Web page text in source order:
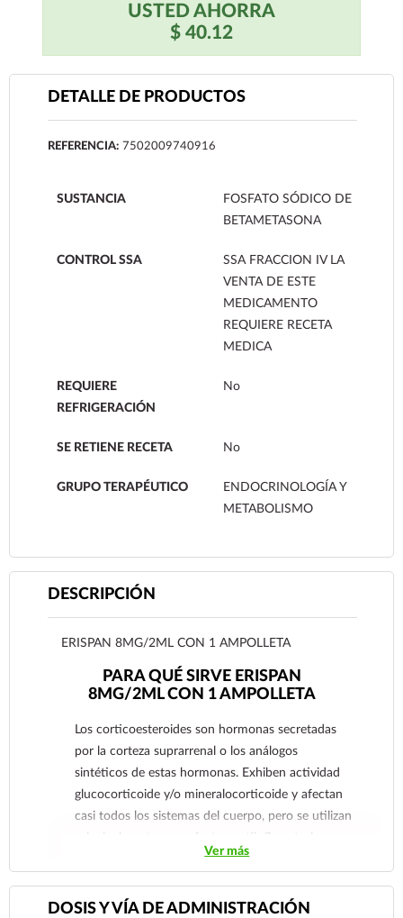
USTED AHORRA
$ 40.12
DETALLE DE PRODUCTOS
REFERENCIA: 7502009740916
SUSTANCIA
FOSFATO SÓDICO DE
BETAMETASONA
CONTROL SSA
SSA FRACCION IV LA
VENTA DE ESTE
MEDICAMENTO
REQUIERE RECETA
MEDICA
REQUIERE
REFRIGERACIÓN
No
SE RETIENE RECETA No
GRUPO TERAPÉUTICO
ENDOCRINOLOGÍA Y
METABOLISMO
DESCRIPCIÓN
ERISPAN 8MG/2ML CON 1 AMPOLLETA
PARA QUÉ SIRVE ERISPAN
8MG/2ML CON 1 AMPOLLETA
Los corticoesteroides son hormonas secretadas
por la corteza suprarrenal o los análogos
sintéticos de estas hormonas. Exhiben actividad
glucocorticoide y/o mineralocorticoide y afectan
casi todos los sistemas del cuerpo, pero se utilizan
principalmente para efectos antiinflamatorios e
inmunosupresores potentes y para reemplazo.
principalmente como agentes antiinflamatorios o
Ver más
DOSIS Y VÍA DE ADMINISTRACIÓN